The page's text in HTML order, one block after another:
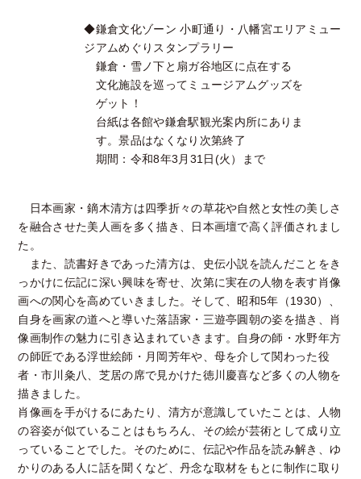
◆鎌倉文化ゾーン 小町通り・八幡宮エリアミュー
ジアムめぐりスタンプラリー
鎌倉・雪ノ下と扇ガ谷地区に点在する
文化施設を巡ってミュージアムグッズを
ゲット！
台紙は各館や鎌倉駅観光案内所にありま
す。景品はなくなり次第終了
期間：令和8年3月31日(火）まで
日本画家・鏑木清方は四季折々の草花や自然と女性の美しさ
を融合させた美人画を多く描き、日本画壇で高く評価されまし
た。
また、読書好きであった清方は、史伝小説を読んだことをき
っかけに伝記に深い興味を寄せ、次第に実在の人物を表す肖像
画への関心を高めていきました。そして、昭和5年（1930）、
自身を画家の道へと導いた落語家・三遊亭圓朝の姿を描き、肖
像画制作の魅力に引き込まれていきます。自身の師・水野年方
の師匠である浮世絵師・月岡芳年や、母を介して関わった役
者・市川粂八、芝居の席で見かけた徳川慶喜など多くの人物を
描きました。
肖像画を手がけるにあたり、清方が意識していたことは、人物
の容姿が似ていることはもちろん、その絵が芸術として成り立
っていることでした。そのために、伝記や作品を読み解き、ゆ
かりのある人に話を聞くなど、丹念な取材をもとに制作に取り